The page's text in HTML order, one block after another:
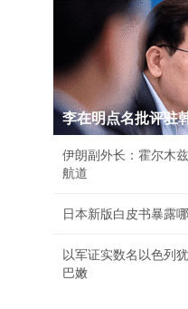
李在明点名批评驻
伊朗副外长：霍尔木
航道
日本新版白皮书暴露
以军证实数名以色列
巴嫩